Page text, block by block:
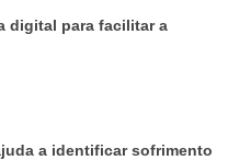
digital para facilitar a
a identificar sofrimento